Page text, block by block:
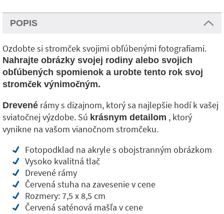
POPIS
Ozdobte si stromček svojimi obľúbenými fotografiami.
Nahrajte obrázky svojej rodiny alebo svojich
obľúbených spomienok a urobte tento rok svoj
stromček výnimočným.
Drevené rámy s dizajnom, ktorý sa najlepšie hodí k vašej
sviatočnej výzdobe. Sú krásnym detailom , ktorý
vynikne na vašom vianočnom stromčeku.
Fotopodklad na akryle s obojstranným obrázkom
Vysoko kvalitná tlač
Drevené rámy
Červená stuha na zavesenie v cene
Rozmery: 7,5 x 8,5 cm
Červená saténová mašľa v cene